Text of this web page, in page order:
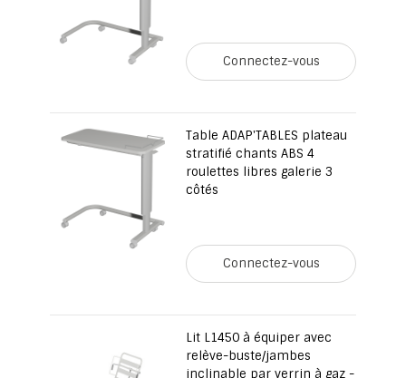
Connectez-vous
Table ADAP'TABLES plateau
stratifié chants ABS 4
roulettes libres galerie 3
côtés
Connectez-vous
Lit L1450 à équiper avec
relève-buste/jambes
inclinable par verrin à gaz -